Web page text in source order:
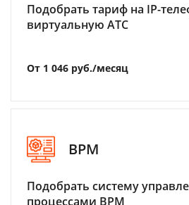
Подобрать тариф на IP-
виртуальную АТС
От 1 046 руб./месяц
BPM
Подобрать систему
процессами BPM